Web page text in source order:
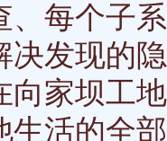
、每个子
决发现的
向家坝工
生活的全部